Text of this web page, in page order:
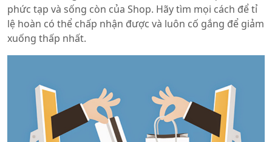
phức tạp và sống còn của Shop. Hãy tìm mọi cách để tỉ
lệ hoàn có thể chấp nhận được và luôn cố gắng để giảm
xuống thấp nhất.